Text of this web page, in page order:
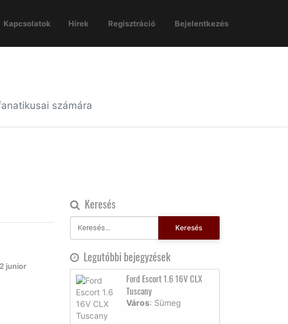
Kapcsolatok Hírek Regisztráció Bejelentkezés
számára
junior
Keresés
Keresés
Legutóbbi bejegyzések
Ford Escort 1.6 16V CLX
Tuscany
Város: Sümeg